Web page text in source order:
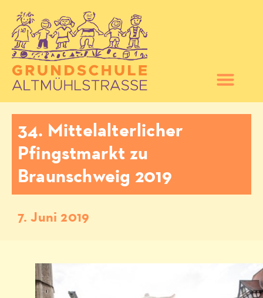
34. Mittelalterlicher
Pfingstmarkt zu
Braunschweig 2019
7. Juni 2019